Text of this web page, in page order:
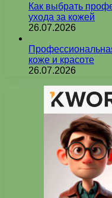
Как выбрать
ухода за кожей
26.07.2026
коже и красоте
26.07.2026